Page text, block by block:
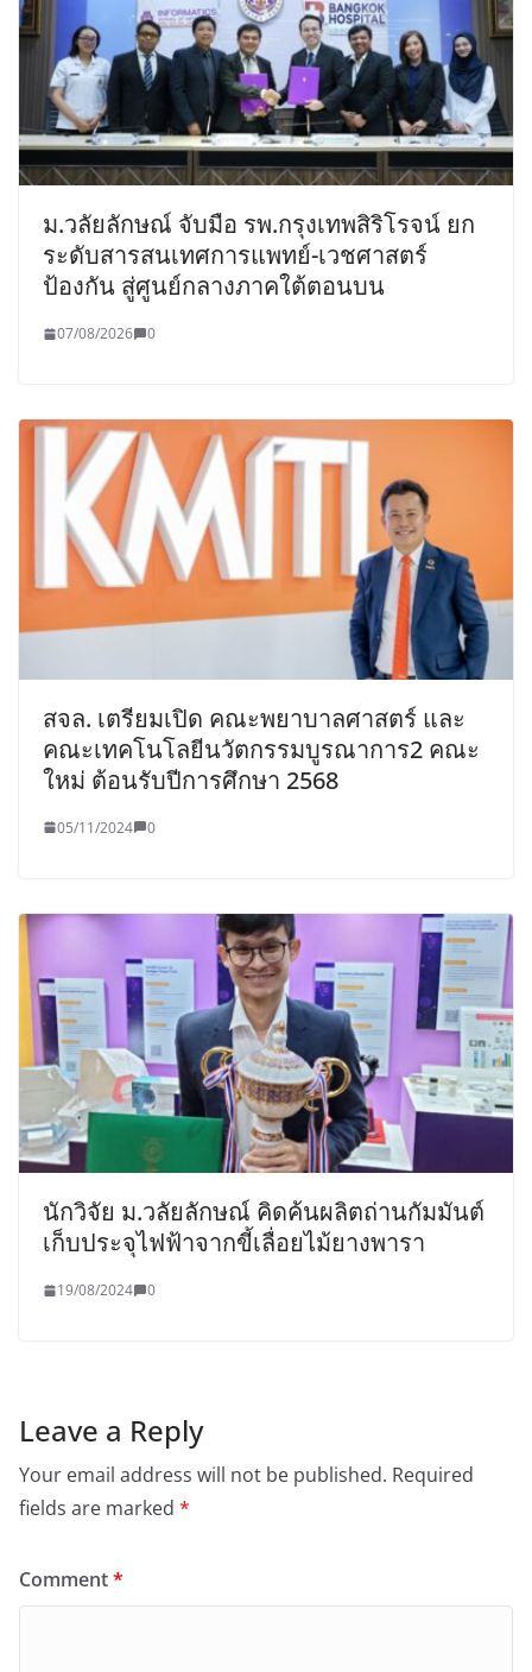
ม.วลัยลักษณ์ จับมือ รพ.กรุงเทพสิริโรจน์ ยก
ระดับสารสนเทศการแพทย์-เวชศาสตร์
ป้องกัน สู่ศูนย์กลางภาคใต้ตอนบน
07/08/2026 0
สจล. เตรียมเปิด คณะพยาบาลศาสตร์ และ
คณะเทคโนโลยีนวัตกรรมบูรณาการ2 คณะ
ใหม่ ต้อนรับปีการศึกษา 2568
05/11/2024 0
นักวิจัย ม.วลัยลักษณ์ คิดค้นผลิตถ่านกัมมันต์
เก็บประจุไฟฟ้าจากขี้เลื่อยไม้ยางพารา
19/08/2024 0
Leave a Reply
Your email address will not be published. Required
fields are marked *
Comment*